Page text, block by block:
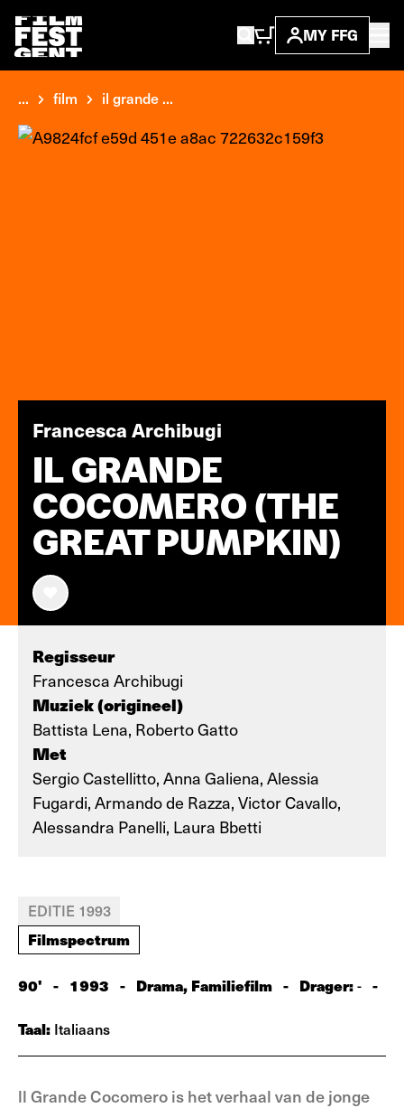
MY FFG
... film il grande ...
Francesca Archibugi
IL GRANDE
COCOMERO (THE
GREAT PUMPKIN)
Regisseur
Francesca Archibugi
Muziek (origineel)
Battista Lena, Roberto Gatto
Met
Sergio Castellitto, Anna Galiena, Alessia
Fugardi, Armando de Razza, Victor Cavallo,
Alessandra Panelli, Laura Bbetti
EDITIE 1993
Filmspectrum
90' - 1993 - Drama, Familiefilm - Drager:- -
Taal: Italiaans
ll Grande Cocomero is het verhaal van de jonge